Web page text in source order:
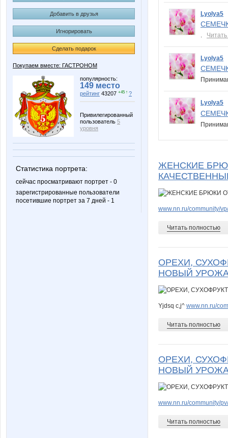
Добавить в друзья
Игнорировать
Сделать подарок
Покупаем вместе: ГАСТРОНОМ
популярность:
149 место
рейтинг 43207 +45 ↑ ?
Привилегированный
пользователь 5
уровня
Статистика портрета:
сейчас просматривают портрет - 0
зарегистрированные пользователи
посетившие портрет за 7 дней - 1
Lyolya5
.
Lyolya5
Lyolya5
ЖЕНСКИЕ
www.nn.ru/community/
Читать полностью
ОРЕХИ,
НОВЫЙ
Yjdsq c,j^ www.nn.ru/
Читать полностью
ОРЕХИ,
НОВЫЙ
www.nn.ru/community/
Читать полностью